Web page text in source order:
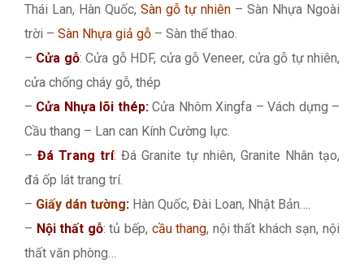
Thái Lan, Hàn Quốc, Sàn gỗ tự nhiên – Sàn Nhựa Ngoài
trời – Sàn Nhựa giả gỗ – Sàn thể thao.
– Cửa gỗ: Cửa gỗ HDF, cửa gỗ Veneer, cửa gỗ tự nhiên,
cửa chống cháy gỗ, thép
– Cửa Nhựa lõi thép:Cửa Nhôm Xingfa – Vách dựng –
Cầu thang – Lan can Kính Cường lực.
– Đá Trang trí: Đá Granite tự nhiên, Granite Nhân tạo,
đá ốp lát trang trí.
– Giấy dán tường: Hàn Quốc, Đài Loan, Nhật Bản….
– Nội thất gỗ: tủ bếp, cầu thang, nội thất khách sạn, nội
thất văn phòng…